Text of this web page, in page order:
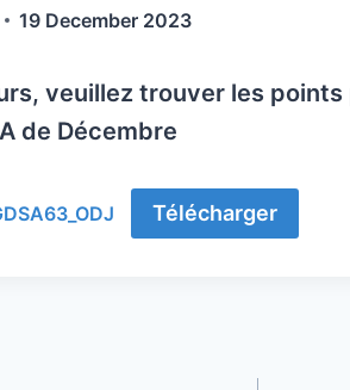
19 December 2023
veuillez trouver les
de Décembre
Télécharger